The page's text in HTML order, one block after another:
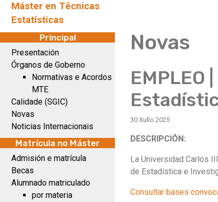
Máster en Técnicas
Estatísticas
Principal
Presentación
Órganos de Goberno
Normativas e Acordos
MTE
Calidade (SGIC)
Novas
Noticias Internacionais
Matrícula no Máster
Admisión e matrícula
Becas
Alumnado matriculado
por materia
Novas
30 Xullo 2025
DESCRIPCIÓN:
La Universidad Carlos
de Estadística e
Consultar bases